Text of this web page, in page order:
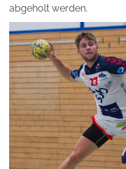
abgeholt werden.